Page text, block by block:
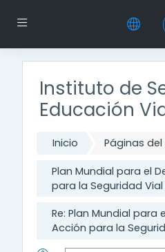
Pánel lateral
Instituto de
Educación
Inicio Páginas del
Plan Mundial para el
para la Seguridad Vial
Re: Plan Mundial para
Acción para la